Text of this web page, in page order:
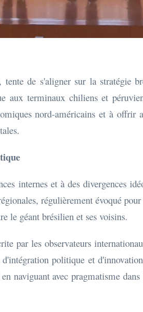
de s'aligner sur la stratégie
aux terminaux chiliens et
nord-américains et à offrir
internes et à des divergences
régulièrement évoqué
le géant brésilien et ses voisins.
par les observateurs
politique et
naviguant avec pragmatisme